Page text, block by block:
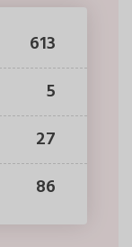
613
5
27
86